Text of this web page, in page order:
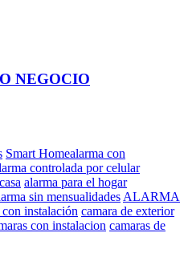
NEGOCIO
Smart Homealarma con
controlada por celular
alarma para el hogar
sin mensualidades ALARMA
con instalación camara de exterior
con instalacion camaras de